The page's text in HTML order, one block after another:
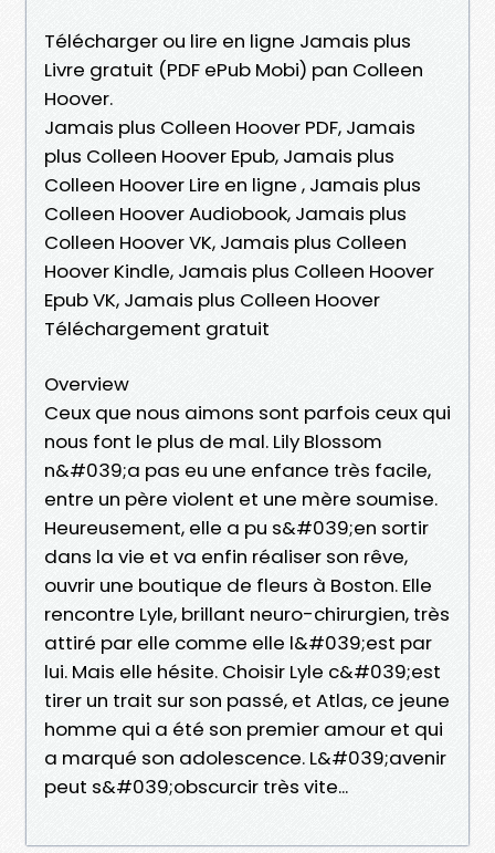
Télécharger ou lire en ligne Jamais plus
Livre gratuit (PDF ePub Mobi) pan Colleen
Hoover.
Jamais plus Colleen Hoover PDF, Jamais
plus Colleen Hoover Epub, Jamais plus
Colleen Hoover Lire en ligne , Jamais plus
Colleen Hoover Audiobook, Jamais plus
Colleen Hoover VK, Jamais plus Colleen
Hoover Kindle, Jamais plus Colleen Hoover
Epub VK, Jamais plus Colleen Hoover
Téléchargement gratuit
Overview
Ceux que nous aimons sont parfois ceux qui
nous font le plus de mal. Lily Blossom
n&#039;a pas eu une enfance très facile,
entre un père violent et une mère soumise.
Heureusement, elle a pu s&#039;en sortir
dans la vie et va enfin réaliser son rêve,
ouvrir une boutique de fleurs à Boston. Elle
rencontre Lyle, brillant neuro-chirurgien, très
attiré par elle comme elle l&#039;est par
lui. Mais elle hésite. Choisir Lyle c&#039;est
tirer un trait sur son passé, et Atlas, ce jeune
homme qui a été son premier amour et qui
a marqué son adolescence. L&#039;avenir
peut s&#039;obscurcir très vite...